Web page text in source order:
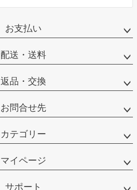
お支払い
配送・送料
返品・交換
お問合せ先
カテゴリー
マイページ
サポート